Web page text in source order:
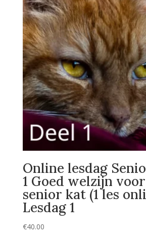
Online lesdag
1 Goed welzijn
senior kat (1 les
Lesdag 1
€40.00